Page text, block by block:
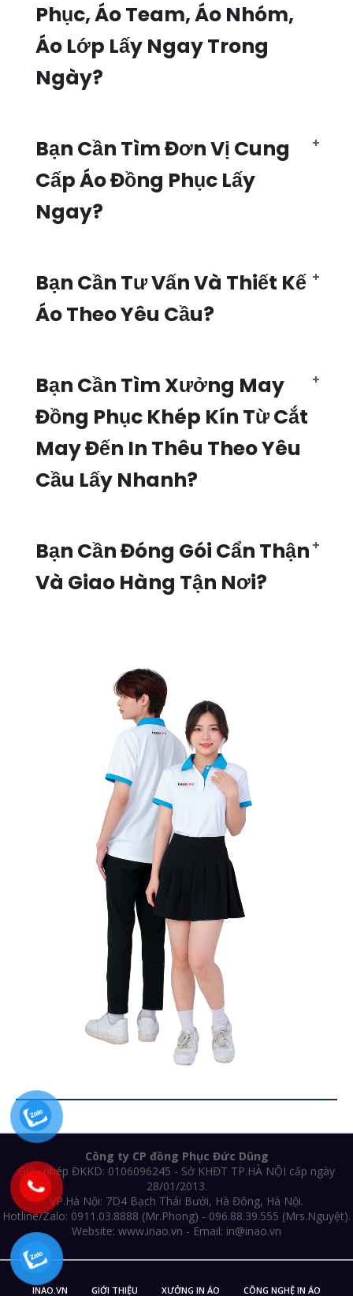
Phục, Áo Team, Áo Nhóm,
Áo Lớp Lấy Ngay Trong
Ngày?
Bạn Cần Tìm Đơn Vị Cung
Cấp Áo Đồng Phục Lấy
Ngay?
Bạn Cần Tư Vấn Và Thiết Kế
Áo Theo Yêu Cầu?
Bạn Cần Tìm Xưởng May
Đồng Phục Khép Kín Từ Cắt
May Đến In Thêu Theo Yêu
Cầu Lấy Nhanh?
Bạn Cần Đóng Gói Cẩn Thận
Và Giao Hàng Tận Nơi?
Công ty CP đồng Phục Đức Dũng
Giấy phép ĐKKD: 0106096245 - Sở KHĐT TP.HÀ NỘI cấp ngày
28/01/2013.
VP.Hà Nội: 7D4 Bạch Thái Bưởi, Hà Đông, Hà Nội.
Hotline/Zalo: 0911.03.8888 (Mr.Phong) - 096.88.39.555 (Mrs.Nguyệt).
Website: www.inao.vn - Email: in@inao.vn
INAO.VN GIỚI THIỆU XƯỞNG IN ÁO CÔNG NGHỆ IN ÁO